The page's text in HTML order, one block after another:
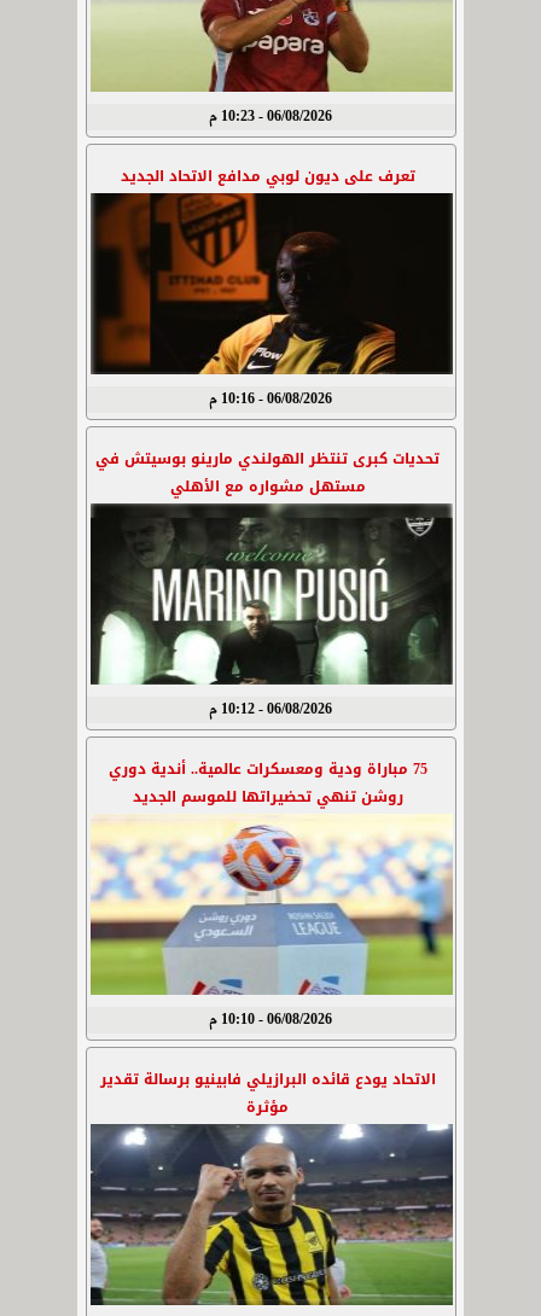
06/08/2026 - 10:23 م
تعرف على ديون لوبي مدافع الاتحاد الجديد
06/08/2026 - 10:16 م
تحديات كبرى تنتظر الهولندي مارينو بوسيتش في
مستهل مشواره مع الأهلي
06/08/2026 - 10:12 م
75 مباراة ودية ومعسكرات عالمية.. أندية دوري
روشن تنهي تحضيراتها للموسم الجديد
06/08/2026 - 10:10 م
الاتحاد يودع قائده البرازيلي فابينيو برسالة تقدير
مؤثرة